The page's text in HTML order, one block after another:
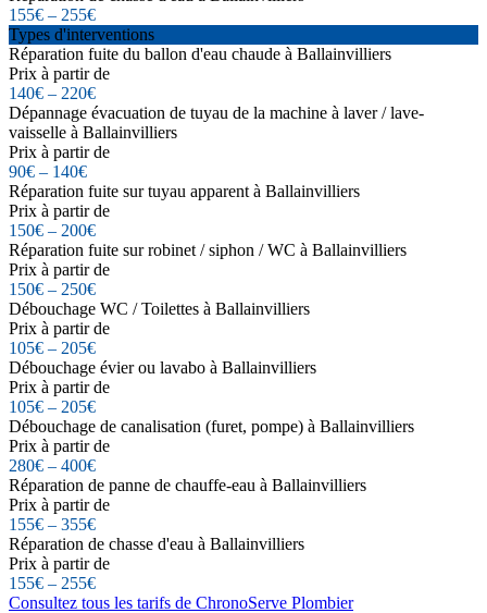
155€ – 255€
Types d'interventions
Réparation fuite du ballon d'eau chaude à Ballainvilliers
Prix à partir de
140€ – 220€
Dépannage évacuation de tuyau de la machine à laver / lave-
vaisselle à Ballainvilliers
Prix à partir de
90€ – 140€
Réparation fuite sur tuyau apparent à Ballainvilliers
Prix à partir de
150€ – 200€
Réparation fuite sur robinet / siphon / WC à Ballainvilliers
Prix à partir de
150€ – 250€
Débouchage WC / Toilettes à Ballainvilliers
Prix à partir de
105€ – 205€
Débouchage évier ou lavabo à Ballainvilliers
Prix à partir de
105€ – 205€
Débouchage de canalisation (furet, pompe) à Ballainvilliers
Prix à partir de
280€ – 400€
Réparation de panne de chauffe-eau à Ballainvilliers
Prix à partir de
155€ – 355€
Réparation de chasse d'eau à Ballainvilliers
Prix à partir de
155€ – 255€
Consultez tous les tarifs de ChronoServe Plombier